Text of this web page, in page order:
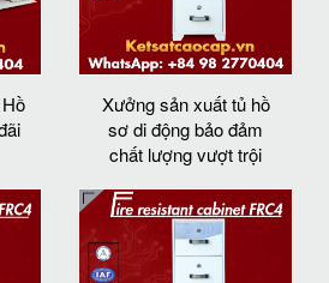
Xưởng sản xuất tủ hồ
sơ di động bảo đảm
chất lượng vượt trội